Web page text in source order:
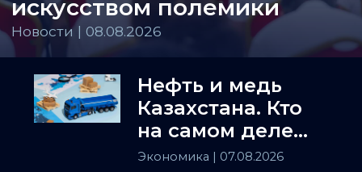
искусством полемики
Новости | 08.08.2026
Нефть и медь
Казахстана. Кто
на самом деле
держит
Экономика | 07.08.2026